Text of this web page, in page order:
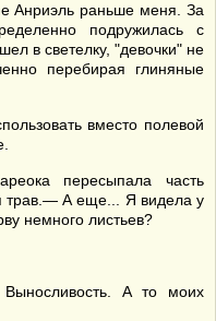
Анриэль раньше меня. За
подружилась с
в светелку, "девочки" не
перебирая глиняные
вместо полевой
пересыпала часть
трав.— А еще... Я видела у
немного листьев?
А то моих